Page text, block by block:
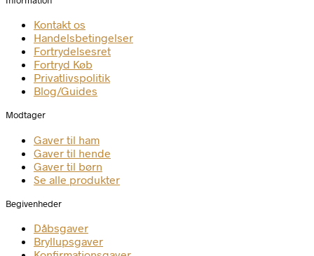
Kontakt os
Handelsbetingelser
Fortrydelsesret
Fortryd Køb
Privatlivspolitik
Blog/Guides
Modtager
Gaver til ham
Gaver til hende
Gaver til børn
Se alle produkter
Begivenheder
Dåbsgaver
Bryllupsgaver